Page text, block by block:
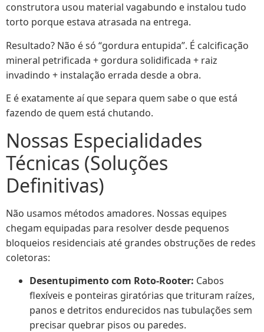
construtora usou material vagabundo e instalou tudo
torto porque estava atrasada na entrega.
Resultado? Não é só “gordura entupida”. É calcificação
mineral petrificada + gordura solidificada + raiz
invadindo + instalação errada desde a obra.
E é exatamente aí que separa quem sabe o que está
fazendo de quem está chutando.
Nossas Especialidades
Técnicas (Soluções
Definitivas)
Não usamos métodos amadores. Nossas equipes
chegam equipadas para resolver desde pequenos
bloqueios residenciais até grandes obstruções de redes
coletoras:
Desentupimento com Roto-Rooter: Cabos
flexíveis e ponteiras giratórias que trituram raízes,
panos e detritos endurecidos nas tubulações sem
precisar quebrar pisos ou paredes.